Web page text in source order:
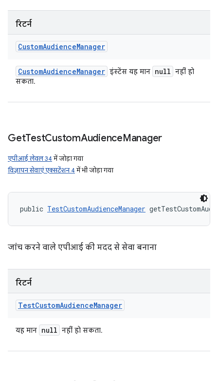
रिटर्न
CustomAudienceManager
CustomAudienceManager इंस्टेंस यह मान null नहीं हो
सकता.
GetTestCustomAudienceManager
एपीआई लेवल 34में जोड़ा गया
विज्ञापन सेवाएं एक्सटेंशन 4में भी जोड़ा गया
public TestCustomAudienceManager
जांच करने वाले एपीआई की मदद से सेवा बनाना
रिटर्न
TestCustomAudienceManager
यह मान null नहीं हो सकता.